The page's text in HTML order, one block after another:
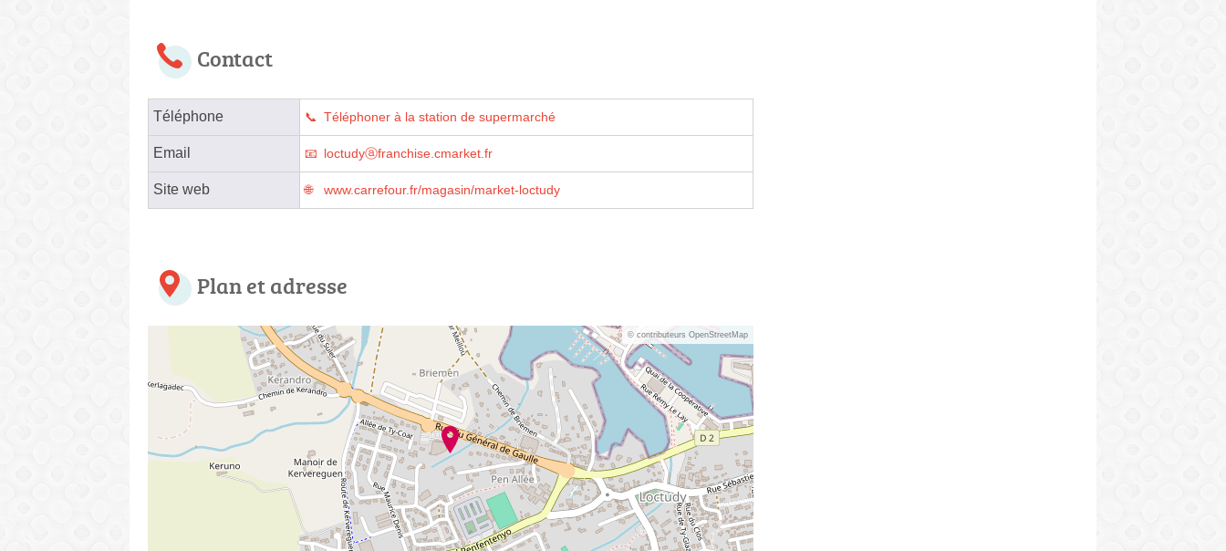
Contact
Téléphone Téléphoner à la station de supermarché
Email loctudyⓐfranchise.cmarket.fr
Site web www.carrefour.fr/magasin/market-loctudy
Plan et adresse
© contributeurs OpenStreetMap